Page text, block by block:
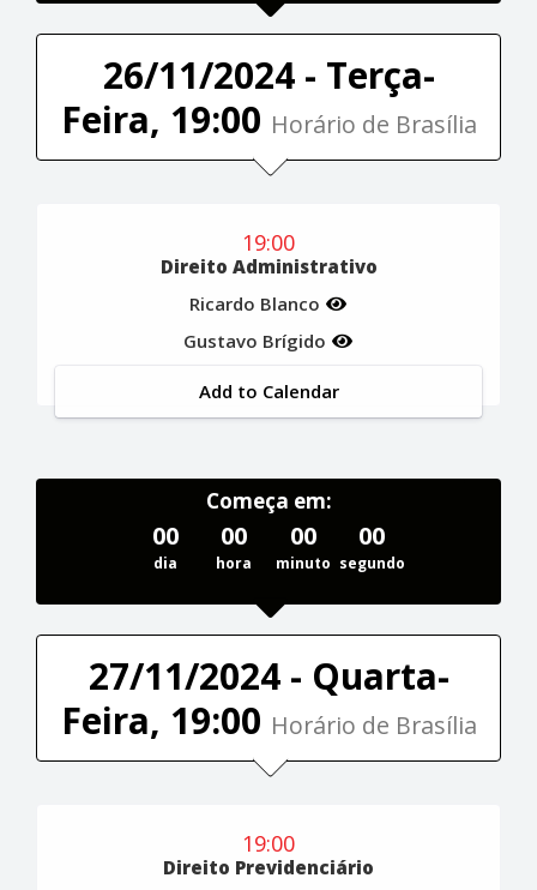
26/11/2024 - Terça-
Feira, 19:00 Horário de Brasília
19:00
Direito Administrativo
Ricardo Blanco
Gustavo Brígido
Add to Calendar
Começa em:
00
dia
00
hora
00
minuto
00
segundo
27/11/2024 - Quarta-
Feira, 19:00 Horário de Brasília
19:00
Direito Previdenciário